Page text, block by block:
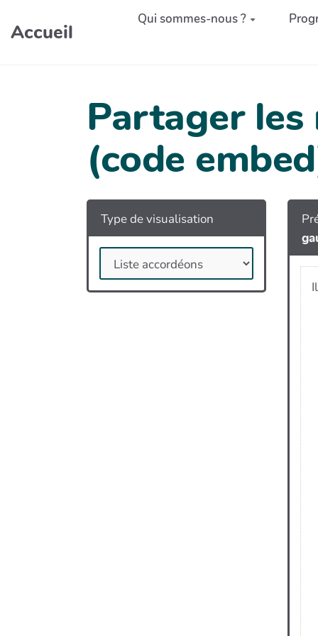
Aller au contenu principal
Accueil
Qui sommes-nous ?
Partager
(code
Type de visualisation